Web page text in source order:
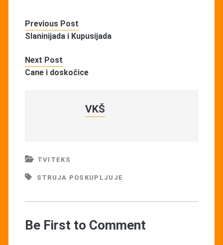
Previous Post
Slaninijada i Kupusijada
Next Post
Cane i doskočice
VKŠ
TVITEKS
STRUJA POSKUPLJUJE
Be First to Comment